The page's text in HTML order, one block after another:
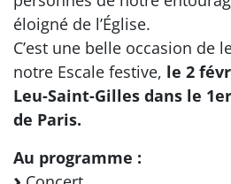
éloigné de l’Église.
C’est une belle occasion de
notre Escale festive, le 2
Leu-Saint-Gilles dans le
de Paris.
Au programme :